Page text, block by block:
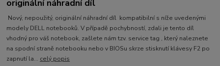
originální náhradní díl
Nový, nepoužitý, originální náhradní díl kompatibilní s níže uvedenými
modely DELL notebooků. V případě pochybností, zdali je tento díl
vhodný pro váš notebook, zašlete nám tzv. service tag , který naleznete
na spodní straně notebooku nebo v BIOSu skrze stisknutí klávesy F2 po
zapnutí la... celý popis